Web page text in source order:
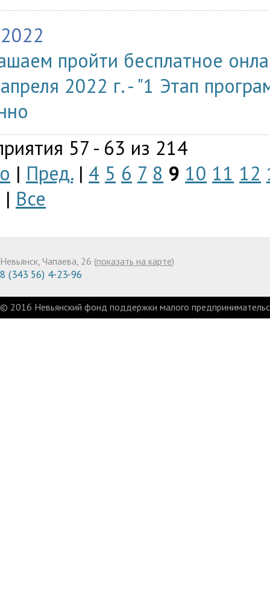
пройти бесплатное
2022 г. - "1 Этап
57 - 63 из 214
| Пред.| 4 5 6 7 8 9 10 11 12
| Все
Невьянск, Чапаева, 26 (показать на карте)
8 (343 56) 4-23-96
© 2016 Невьянский фонд поддержки малого